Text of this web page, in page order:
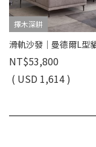
擇木深耕
NT$53,800
( USD 1,614 )